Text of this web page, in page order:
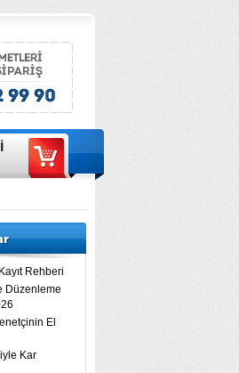
Rehberi
Düzenleme
El
Kar